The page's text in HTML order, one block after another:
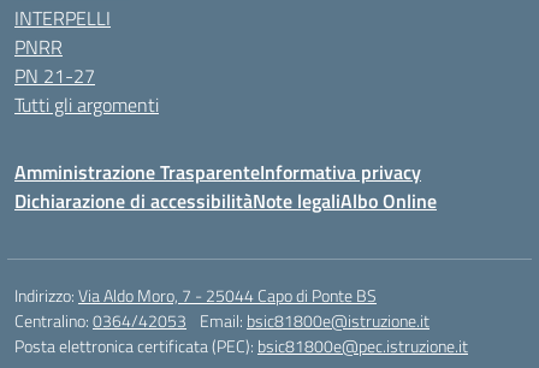
INTERPELLI
PNRR
PN 21-27
Tutti gli argomenti
Amministrazione TrasparenteInformativa privacy
Dichiarazione di accessibilitàNote legaliAlbo Online
Indirizzo:Via Aldo Moro, 7 - 25044 Capo di Ponte BS
Centralino:0364/42053 Email: bsic81800e@istruzione.it
Posta elettronica certificata (PEC): bsic81800e@pec.istruzione.it